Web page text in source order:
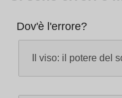
Dov'è l'errore?